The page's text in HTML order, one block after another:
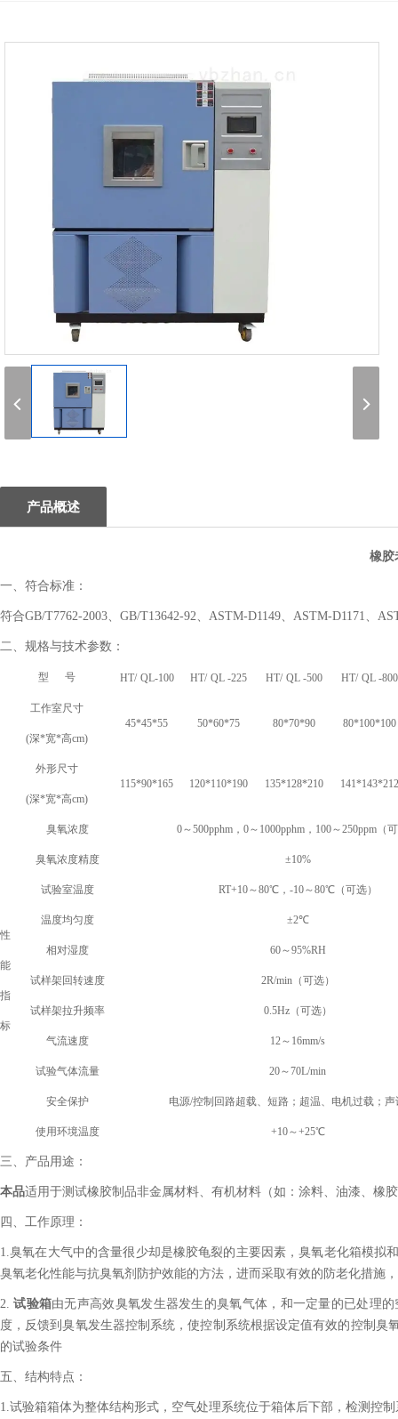
产品概述
橡胶
一、 符合标准：
符合GB/T7762-2003、GB/T13642-92、ASTM-D1149、ASTM-D1171、
二、 规格与技术参数：
型 号 HT/ QL-100 HT/ QL -225 HT/ QL -500 HT/ QL -800
工作室尺寸
(深*宽*高cm)
45*45*55 50*60*75 80*70*90 80*100*100
外形尺寸
(深*宽*高cm)
115*90*165 120*110*190 135*128*210 141*143*212
性
能
指
标
臭氧浓度 0～500pphm，0～1000pphm，100～250ppm（
臭氧浓度精度 ±10%
试验室温度 RT+10～80℃，-10～80℃（可选）
温度均匀度 ±2℃
相对湿度 60～95%RH
试样架回转速度 2R/min（可选）
试样架拉升频率 0.5Hz（可选）
气流速度 12～16mm/s
试验气体流量 20～70L/min
安全保护 电源/控制回路超载、短路；超温、电机过载；声
使用环境温度 +10～+25℃
三、产品用途：
本品适用于测试橡胶制品非金属材料、有机材料（如：涂料、油漆、橡
四、 工作原理：
1.臭氧在大气中的含量很少却是橡胶龟裂的主要因素，臭氧老化箱模拟
臭氧老化性能与抗臭氧剂防护效能的方法，进而采取有效的防老化措施
2.试验箱由无声高效臭氧发生器发生的臭氧气体，和一定量的已处理
度，反馈到臭氧发生器控制系统，使控制系统根据设定值有效的控制
的试验条件
五、结构特点：
1.试验箱箱体为整体结构形式，空气处理系统位于箱体后下部，检测控